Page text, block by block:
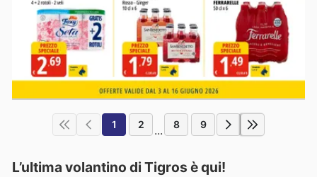
1 2 ... 8 9
L’ultima volantino di Tigros è qui!